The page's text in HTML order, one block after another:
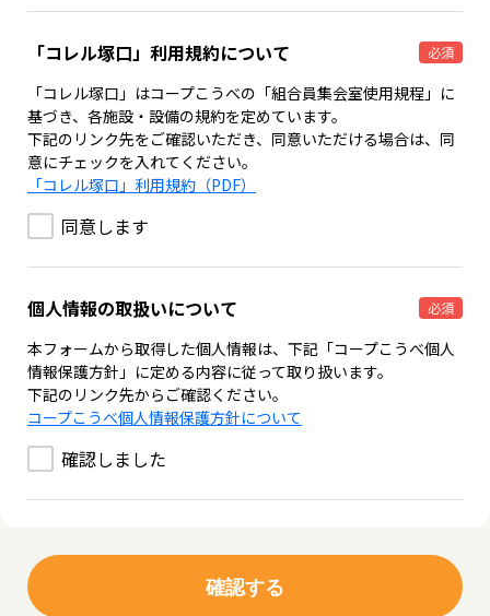
「コレル塚口」利用規約について 必須
「コレル塚口」はコープこうべの「組合員集会室使用規程」に
基づき、各施設・設備の規約を定めています。
下記のリンク先をご確認いただき、同意いただける場合は、同
意にチェックを入れてください。
「コレル塚口」利用規約（PDF）
同意します
個人情報の取扱いについて 必須
本フォームから取得した個人情報は、下記「コープこうべ個人
情報保護方針」に定める内容に従って取り扱います。
下記のリンク先からご確認ください。
コープこうべ個人情報保護方針について
確認しました